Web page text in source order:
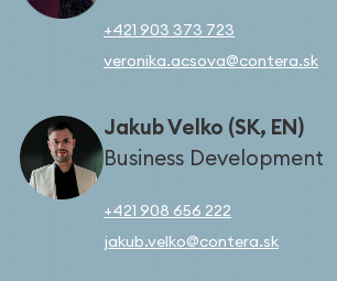
+421 903 373 723
veronika.acsova@contera.sk
Jakub Velko (SK, EN)
Business Development
+421 908 656 222
jakub.velko@contera.sk